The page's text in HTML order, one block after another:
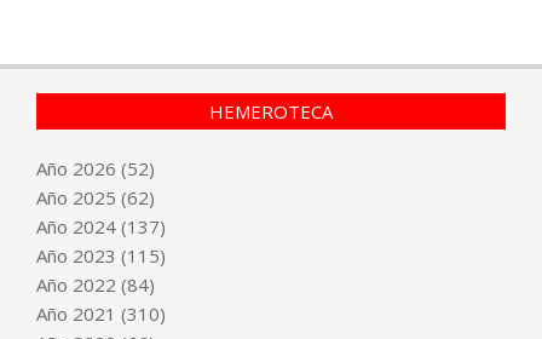
HEMEROTECA
Año 2026 (52)
Año 2025 (62)
Año 2024 (137)
Año 2023 (115)
Año 2022 (84)
Año 2021 (310)